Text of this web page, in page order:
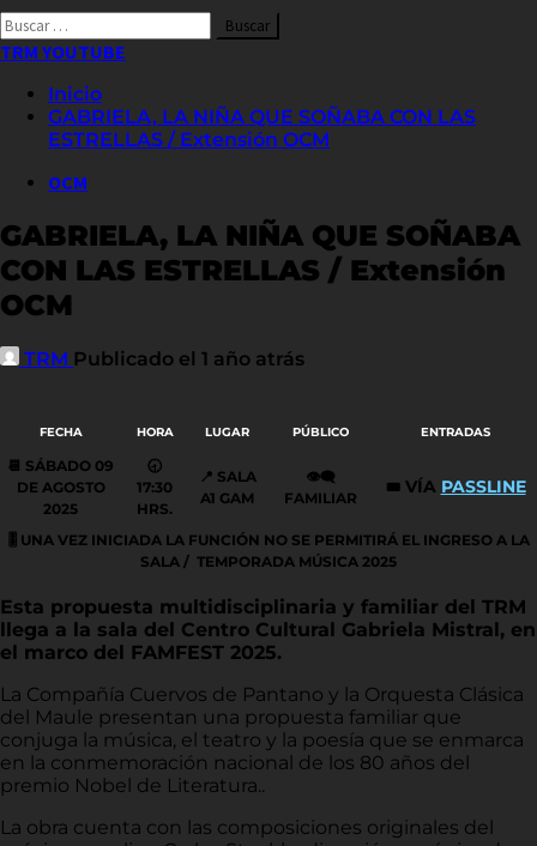
Buscar
por:
TRM YOUTUBE
Inicio
GABRIELA, LA NIÑA QUE SOÑABA CON LAS
ESTRELLAS / Extensión OCM
OCM
GABRIELA, LA NIÑA QUE SOÑABA
CON LAS ESTRELLAS / Extensión
OCM
TRM Publicado el 1 año atrás
FECHA HORA LUGAR PÚBLICO ENTRADAS
📆 SÁBADO 09
DE AGOSTO
2025
🕣
17:30
HRS.
📍 SALA
A1 GAM
👁️‍🗨️
FAMILIAR
🎟️ VÍA PASSLINE
🎚️ UNA VEZ INICIADA LA FUNCIÓN NO SE PERMITIRÁ EL INGRESO A LA
SALA / TEMPORADA MÚSICA 2025
Esta propuesta multidisciplinaria y familiar del TRM
llega a la sala del Centro Cultural Gabriela Mistral, en
el marco del FAMFEST 2025.
La Compañía Cuervos de Pantano y la Orquesta Clásica
del Maule presentan una propuesta familiar que
conjuga la música, el teatro y la poesía que se enmarca
en la conmemoración nacional de los 80 años del
premio Nobel de Literatura..
La obra cuenta con las composiciones originales del